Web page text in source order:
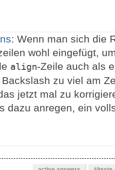
: Wenn man sich die
wohl eingefügt,
align-Zeile auch als
zu viel am
jetzt mal zu
dazu anregen, ein